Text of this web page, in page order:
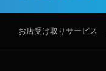
お店受け取りサービス